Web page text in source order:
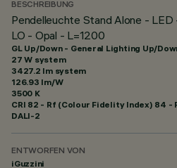
BESCHREIBUNG
Pendelleuchte Stand Alone -
LO - Opal - L=1200
GL Up/Down - General Lighting Up/
27 W system
3427.2 lm system
126.93 lm/W
3500 K
CRI 82 - Rf (Colour Fidelity Index) 84 -
DALI-2
ENTWORFEN VON
iGuzzini